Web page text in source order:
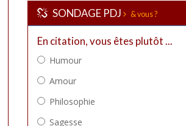
SONDAGE PDJ & vous ?